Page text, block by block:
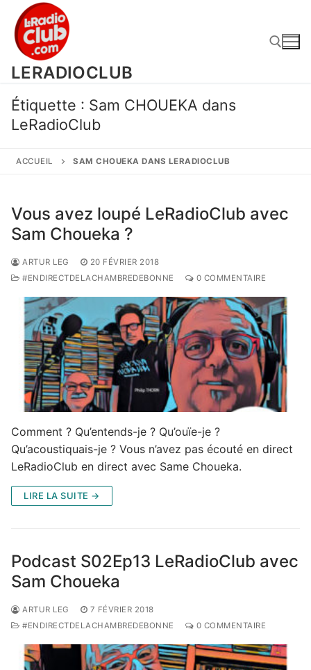
contenu
LERADIOCLUB
Rechercher :
Étiquette : Sam CHOUEKA dans
LeRadioClub
ACCUEIL SAM CHOUEKA DANS LERADIOCLUB
Vous avez loupé LeRadioClub avec
Sam Choueka ?
ARTUR LEG
20 FÉVRIER 2018
#ENDIRECTDELACHAMBREDEBONNE
0 COMMENTAIRE
Comment ? Qu’entends-je ? Qu’ouïe-je ?
Qu’acoustiquais-je ? Vous n’avez pas écouté en direct
LeRadioClub en direct avec Same Choueka.
LIRE LA SUITE →
Podcast S02Ep13 LeRadioClub avec
Sam Choueka
ARTUR LEG
7 FÉVRIER 2018
#ENDIRECTDELACHAMBREDEBONNE
0 COMMENTAIRE